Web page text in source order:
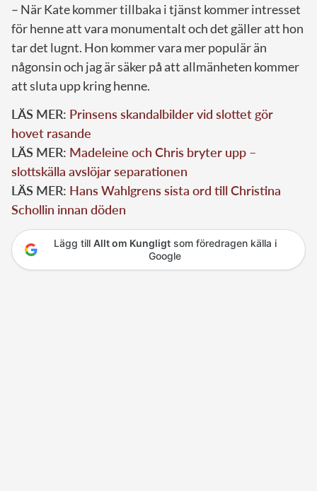
– När Kate kommer tillbaka i tjänst kommer intresset
för henne att vara monumentalt och det gäller att hon
tar det lugnt. Hon kommer vara mer populär än
någonsin och jag är säker på att allmänheten kommer
att sluta upp kring henne.
LÄS MER: Prinsens skandalbilder vid slottet gör
hovet rasande
LÄS MER: Madeleine och Chris bryter upp –
slottskälla avslöjar separationen
LÄS MER: Hans Wahlgrens sista ord till Christina
Schollin innan döden
Lägg till Allt om Kungligtsom föredragen källa i
Google